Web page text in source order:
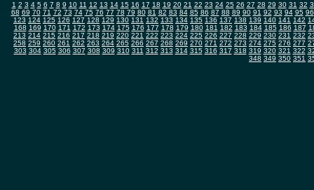
1 2 3 4 5 6 7 8 9 10 11 12 13 14 15 16 17 18 19 20 21 22 23 24 25 26 27 28 29 30 31 32
68 69 70 71 72 73 74 75 76 77 78 79 80 81 82 83 84 85 86 87 88 89 90 91 92 93 94 95 96
123 124 125 126 127 128 129 130 131 132 133 134 135 136 137 138 139 140 141 142
168 169 170 171 172 173 174 175 176 177 178 179 180 181 182 183 184 185 186 187
213 214 215 216 217 218 219 220 221 222 223 224 225 226 227 228 229 230 231 232
258 259 260 261 262 263 264 265 266 267 268 269 270 271 272 273 274 275 276 277
303 304 305 306 307 308 309 310 311 312 313 314 315 316 317 318 319 320 321 322
348 349 350 351